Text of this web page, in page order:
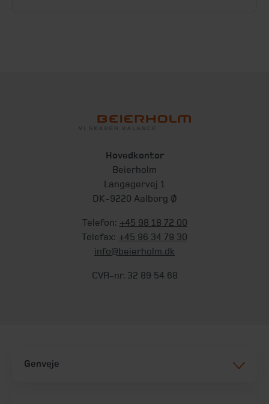
Hovedkontor
Beierholm
Langagervej 1
DK-9220 Aalborg Ø
Telefon: +45 98 18 72 00
Telefax: +45 96 34 79 30
info@beierholm.dk
CVR-nr. 32 89 54 68
Genveje